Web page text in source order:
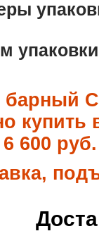
барный
купить
600 руб.